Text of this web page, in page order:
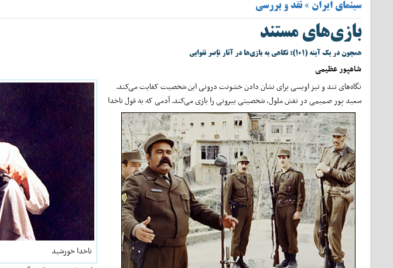
سینمای ایران » نقد و بررسی
بازی‌های مستند
همچون در یک آینه (۱۰۱): نگاهی به بازی‌ها در آثار نإصر تقوایی
شاهپور عظیمی
ناخدا خورشید
نگاه‌های تند و تیز اویسی برای نشان دادن خشونت درونی این شخصیت کفایت می‌کند.
سعید‌ پور صمیمی در نقش ملول، شخصیتی بیرونی را بازی می‌کند. آدمی که به قول ناخدا